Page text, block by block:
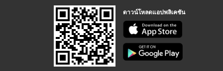
ดาวน์โหลดแอปพลิเคชัน